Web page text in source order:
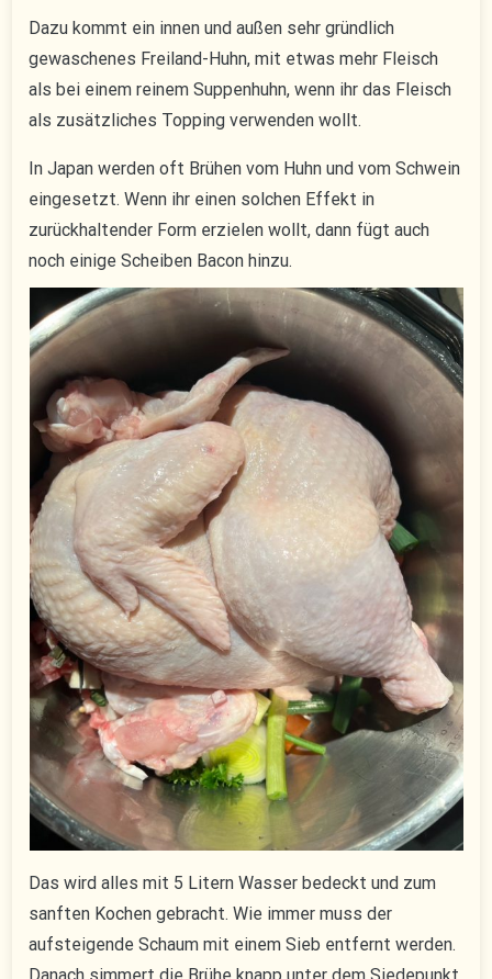
Dazu kommt ein innen und außen sehr gründlich
gewaschenes Freiland-Huhn, mit etwas mehr Fleisch
als bei einem reinem Suppenhuhn, wenn ihr das Fleisch
als zusätzliches Topping verwenden wollt.
In Japan werden oft Brühen vom Huhn und vom Schwein
eingesetzt. Wenn ihr einen solchen Effekt in
zurückhaltender Form erzielen wollt, dann fügt auch
noch einige Scheiben Bacon hinzu.
Das wird alles mit 5 Litern Wasser bedeckt und zum
sanften Kochen gebracht. Wie immer muss der
aufsteigende Schaum mit einem Sieb entfernt werden.
Danach simmert die Brühe knapp unter dem Siedepunkt